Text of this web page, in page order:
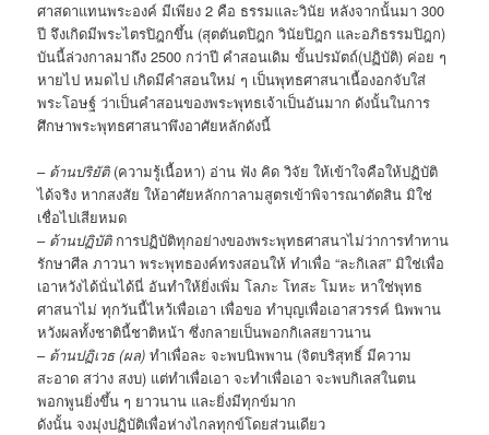
ศาสดาแทนพระองค์ มีเพียง 2 คือ ธรรมและวินัย หลังจากนั้นมา 300
ปี จึงเกิดมีพระไตรปิฎกขึ้น (สุตตันตปิฎก วินัยปิฎก และอภิธรรมปิฎก)
บันนี้ล่วงกาลมาถึง 2500 กว่าปี คำสอนเดิม ขั้นปรมัตถ์(ปฏิบัติ) ค่อย ๆ
หายไป หมดไป เกิดมีคำสอนใหม่ ๆ เป็นพุทธศาสนาเนื้องอกจับใส่
พระโอษฐ์ ว่าเป็นคำสอนของพระพุทธเจ้าเป็นอันมาก ดังนั้นในการ
ศึกษาพระพุทธศาสนาพึงอาศัยหลักดังนี้
–ด้านปริยัติ (ความรู้เนื้อหา) อ่าน ฟัง คิด วิจัย ให้เข้าใจคือให้ปฏิบัติ
ได้จริง หากสงสัย ให้อาศัยหลักกาลามสูตรเข้าพิจารณาตัดสิน มิใช่
เชื่อไปเสียหมด
–ด้านปฏิบัติการปฏิบัติทุกอย่างของพระพุทธศาสนาไม่ว่าการทำทาน
รักษาศีล ภาวนา พระพุทธองค์ทรงสอนให้ ทำเพื่อ “ละกิเลส” มิใช่เพื่อ
เอาหวังได้นั่นได้นี่ อันทำให้ยิ่งเพิ่ม โลภะ โทสะ โมหะ หาใช่พุทธ
ศาสนาไม่ ทุกวันนี้ไหว้เพื่อเอา เพื่อขอ ทำบุญเพื่อเอาสวรรค์ นิพพาน
หวังผลทั้งชาตินี้ชาติหน้า ซึ่งกลายเป็นพอกกิเลสยาวนาน
–ด้านปฏิเวธ (ผล) ทำเพื่อละ จะพบนิพพาน (จิตบริสุทธิ์ มีความ
สะอาด สว่าง สงบ) แต่ทำเพื่อเอา จะทำเพื่อเอา จะพบกิเลสในตน
พอกพูนยิ่งขึ้น ๆ ยาวนาน และยิ่งมีทุกข์มาก
ดังนั้น จงมุ่งปฏิบัติเพื่อห่างไกลทุกข์โดยส่วนเดียว